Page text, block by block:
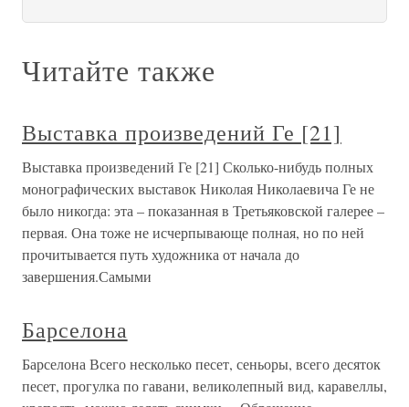
Читайте также
Выставка произведений Ге [21]
Выставка произведений Ге [21] Сколько-нибудь полных
монографических выставок Николая Николаевича Ге не
было никогда: эта – показанная в Третьяковской галерее –
первая. Она тоже не исчерпывающе полная, но по ней
прочитывается путь художника от начала до
завершения.Самыми
Барселона
Барселона Всего несколько песет, сеньоры, всего десяток
песет, прогулка по гавани, великолепный вид, каравеллы,